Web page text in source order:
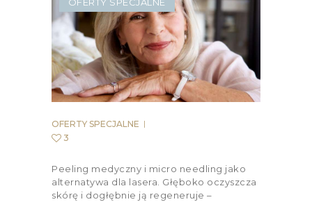
OFERTY SPECJALNE
3
Peeling medyczny i micro needling jako
alternatywa dla lasera. Głęboko oczyszcza
skórę i dogłębnie ją regeneruje –